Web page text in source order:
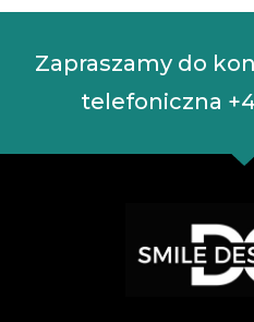
Zapraszamy do
telefoniczna